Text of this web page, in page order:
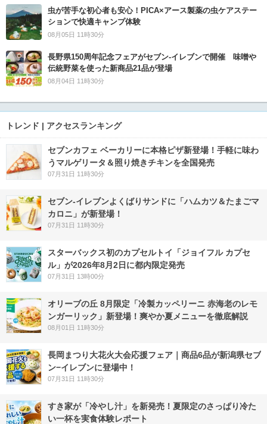
虫が苦手な初心者も安心！PICA×アース製薬の虫ケアステー
ションで快適キャンプ体験
08月05日 11時30分
長野県150周年記念フェアがセブン-イレブンで開催 味噌や
伝統野菜を使った新商品21品が登場
08月04日 11時30分
トレンド | アクセスランキング
セブンカフェ ベーカリーに本格ピザ新登場！手軽に味わ
うマルゲリータ＆照り焼きチキンを全国発売
07月31日 11時30分
セブン‐イレブンよくばりサンドに「ハムカツ＆たまごマ
カロニ」が新登場！
07月31日 11時30分
スターバックス初のカプセルトイ「ジョイフル カプセ
ル」が2026年8月2日に都内限定発売
07月31日 13時00分
オリーブの丘 8月限定「冷製カッペリーニ 赤海老のレモ
ンガーリック」新登場！爽やか夏メニューを徹底解説
08月01日 11時30分
長岡まつり大花火大会応援フェア｜商品6品が新潟県セブ
ン−イレブンに登場中！
07月31日 11時30分
すき家が「冷やし汁」を新発売！夏限定のさっぱり冷た
い一杯を実食体験レポート